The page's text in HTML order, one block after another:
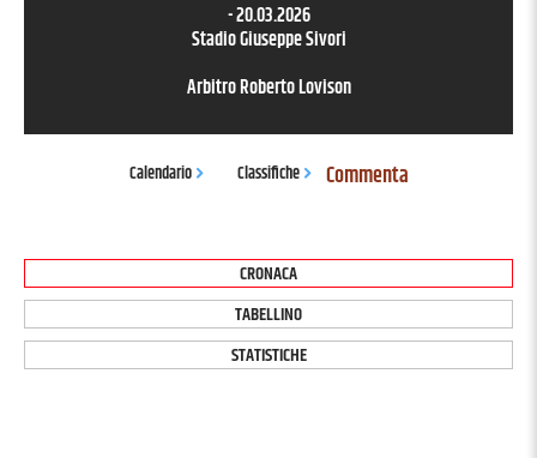
-20.03.2026
Stadio Giuseppe Sivori
ArbitroRoberto Lovison
Calendario Classifiche Commenta
CRONACA
TABELLINO
STATISTICHE